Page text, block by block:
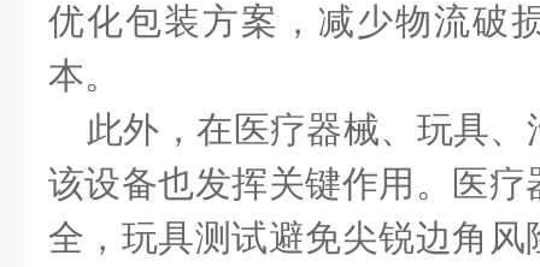
优化包装方案，减少物流破
本。
此外，在医疗器械、玩具、
该设备也发挥关键作用。医
全，玩具测试避免尖锐边角